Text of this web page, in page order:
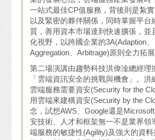
一站式最佳CP值服務，背後則是紮
以及緊密的夥伴關係，同時掌握平台
質，善用資本市場達到快速擴張，並
化視野，以跨國企業的3A(Adaption、
Aggregation、Arbitrage)原則全力拓展
第二場演講由趨勢科技洪偉淦總經理
「雲端資訊安全的挑戰與機會」。洪
雲端服務需要資安(Security for the
用雲端來建構資安(Security by the
念，試想AWS、Google還是
安技術、人才和框架無一不是業界領
端服務的敏捷性(Agility)及強大的資